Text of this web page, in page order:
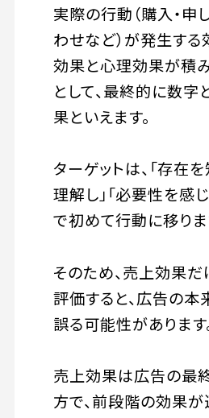
実際の行動（購入・申
わせなど）が発生する
効果と心理効果が積
として、最終的に数字
果といえます。
ターゲットは、「存在を
理解し」「必要性を感
で初めて行動に移りま
そのため、売上効果だ
評価すると、広告の
誤る可能性があります
売上効果は広告の最
方で、前段階の効果